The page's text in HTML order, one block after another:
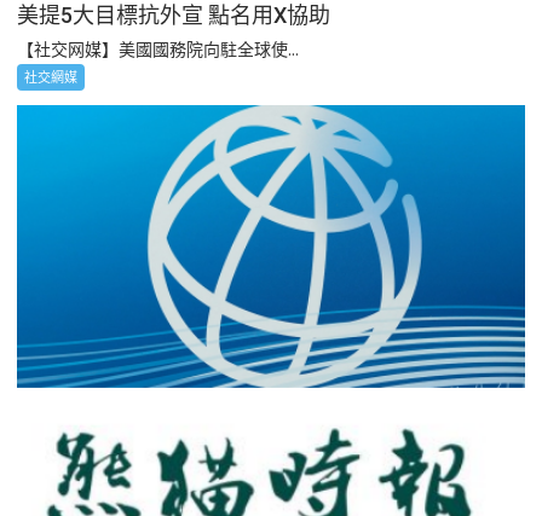
美提5大目標抗外宣 點名用X協助
【社交网媒】美國國務院向駐全球使...
社交網媒